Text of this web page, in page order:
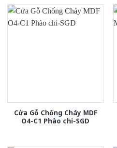
Cửa Gỗ Chống Cháy MDF
O4-C1 Phào chi-SGD